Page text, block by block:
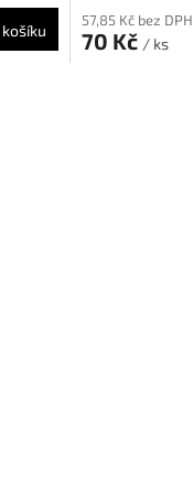
košíku
57,85 Kč bez DPH
70 Kč / ks